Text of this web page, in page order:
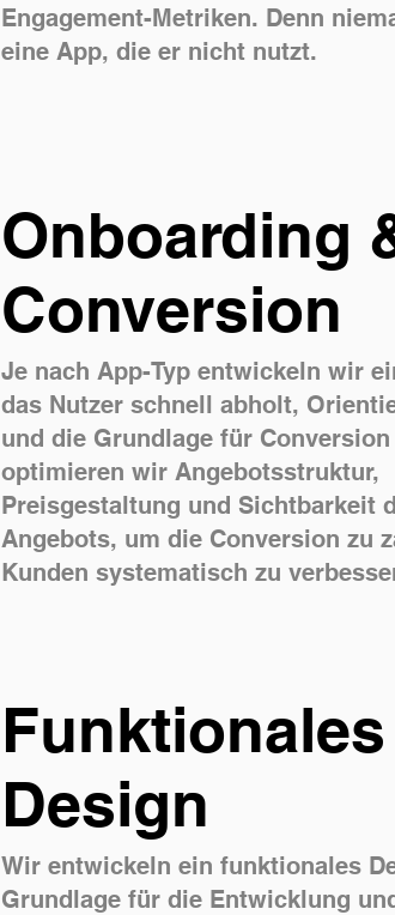
Engagement-Metriken. Denn
eine App, die er nicht nutzt.
Je nach App-Typ entwickeln wir
das Nutzer schnell abholt,
und die Grundlage für
optimieren wir Angebotsstruktur,
Preisgestaltung und Sichtbarkeit
Angebots, um die Conversion zu
Kunden systematisch zu
Onboarding
Conversion
Wir entwickeln ein funktionales
Grundlage für die Entwicklung
Funktionales
Design